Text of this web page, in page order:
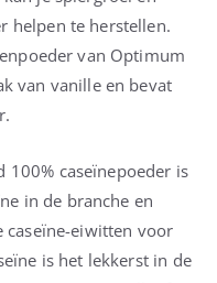
helpen te herstellen.
van Optimum
van vanille en bevat
caseïnepoeder is
in de branche en
caseïne-eiwitten voor
is het lekkerst in de